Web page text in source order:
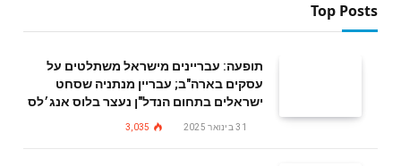
Top Posts
תופעה: עבריינים מישראל משתלטים על
עסקים בארה"ב; עבריין מנתניה שסחט
ישראלים בתחום הנדל"ן נעצר בלוס אנג׳לס
31 בינואר 2025 3,035